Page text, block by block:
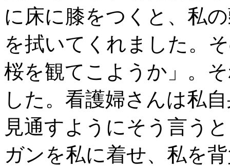
に床に膝をつくと、私
を拭いてくれました。
桜を観てこようか」。
した。看護婦さんは私
見通すようにそう言う
ガンを私に着せ、私を